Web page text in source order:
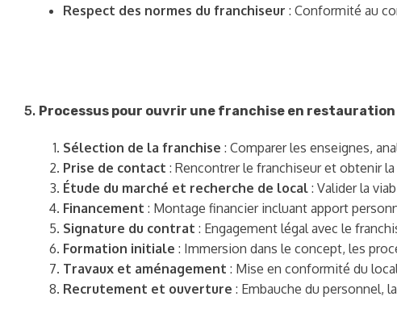
Respect des normes du franchiseur : Conformité au
5. Processus pour ouvrir une franchise en restauration
Sélection de la franchise : Comparer les enseignes,
Prise de contact : Rencontrer le franchiseur et obtenir
Étude du marché et recherche de local : Valider la
Financement : Montage financier incluant apport
Signature du contrat : Engagement légal avec le
Formation initiale : Immersion dans le concept, les
Travaux et aménagement : Mise en conformité du
Recrutement et ouverture : Embauche du personnel,